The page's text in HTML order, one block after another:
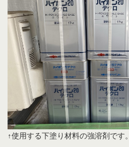
↑使用する下塗り材料の強溶剤です。